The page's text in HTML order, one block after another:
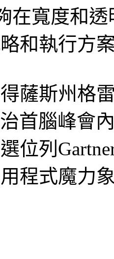
在寬度和
和執行方
薩斯州格
首腦峰會
位列
程式魔力